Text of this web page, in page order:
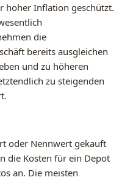
hoher Inflation geschützt.
die
bereits ausgleichen
und zu höheren
zu steigenden
oder Nennwert gekauft
die Kosten für ein Depot
an. Die meisten